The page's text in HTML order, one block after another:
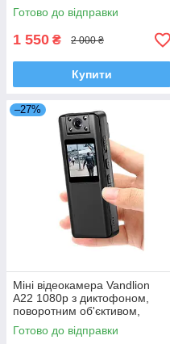
Готово до відправки
1 550 ₴ 2 000 ₴
Купити
–27%
Міні відеокамера Vandlion
A22 1080p з диктофоном,
поворотним об'єктивом,
дисплеєм, кутом огляду 120°
Готово до відправки